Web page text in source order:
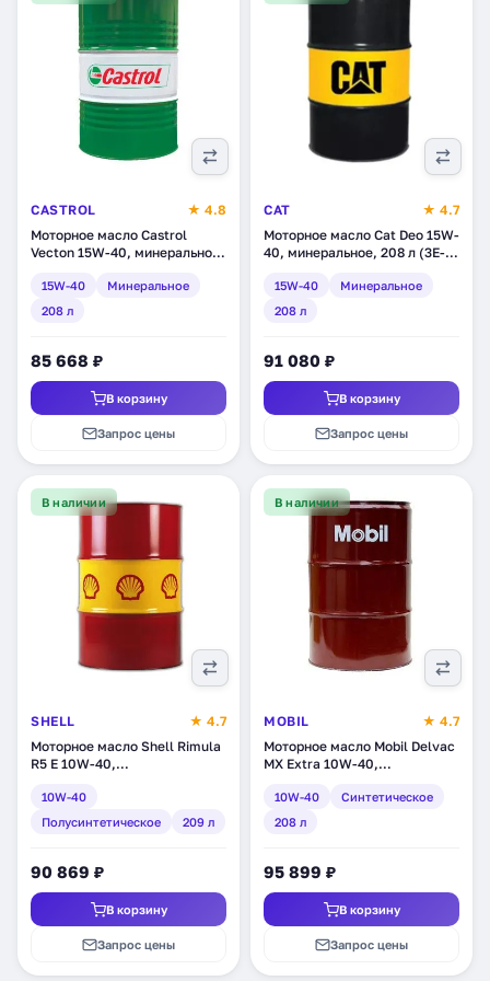
CASTROL
★ 4.8
Моторное масло Castrol
Vecton 15W-40, минеральное,
15W-40
Минеральное
208 л
85 668 ₽
В корзину
Запрос цены
CAT
★ 4.7
Моторное масло Cat Deo 15W-
40, минеральное, 208 л (3E-
15W-40
Минеральное
208 л
91 080 ₽
В корзину
Запрос цены
В наличии
SHELL
★ 4.7
Моторное масло Shell Rimula
R5 E 10W-40,
(550027382)
10W-40
Полусинтетическое
209 л
90 869 ₽
В корзину
Запрос цены
В наличии
MOBIL
★ 4.7
Моторное масло Mobil Delvac
MX Extra 10W-40,
(152891)
10W-40
Синтетическое
208 л
95 899 ₽
В корзину
Запрос цены